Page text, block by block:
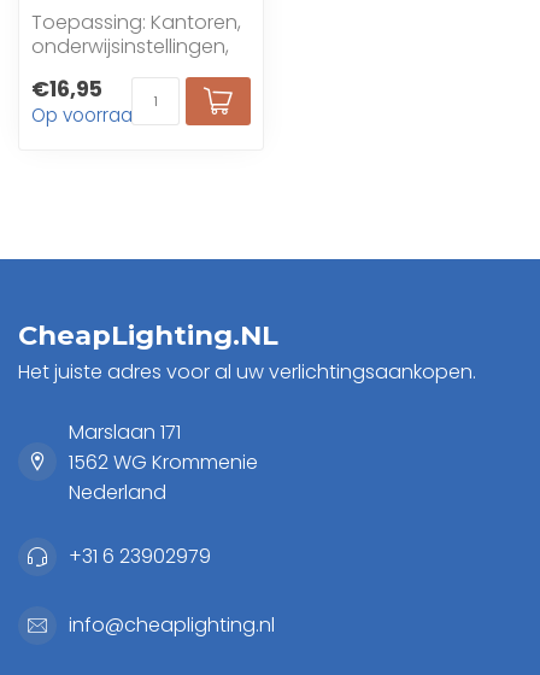
Toepassing: Kantoren,
onderwijsinstellingen,
detailhandel ,
industriële ruimten,...
€16,95
Op voorraad
CheapLighting.NL
Het juiste adres voor al uw verlichtingsaankopen.
Marslaan 171
1562 WG Krommenie
Nederland
+31 6 23902979
info@cheaplighting.nl